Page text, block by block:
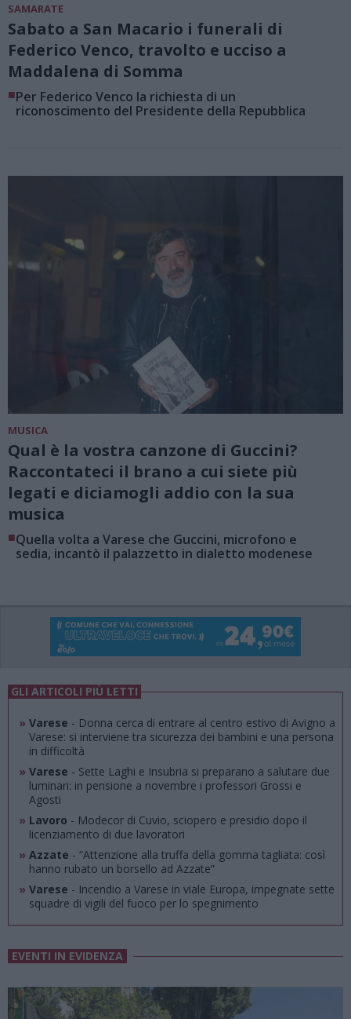
SAMARATE
Sabato a San Macario i funerali di
Federico Venco, travolto e ucciso a
Maddalena di Somma
■Per Federico Venco la richiesta di un
riconoscimento del Presidente della Repubblica
MUSICA
Qual è la vostra canzone di Guccini?
Raccontateci il brano a cui siete più
legati e diciamogli addio con la sua
musica
■Quella volta a Varese che Guccini, microfono e
sedia, incantò il palazzetto in dialetto modenese
GLI ARTICOLI PIÙ LETTI
» Varese - Donna cerca di entrare al centro estivo di Avigno a
Varese: si interviene tra sicurezza dei bambini e una persona
in difficoltà
» Varese - Sette Laghi e Insubria si preparano a salutare due
luminari: in pensione a novembre i professori Grossi e
Agosti
» Lavoro - Modecor di Cuvio, sciopero e presidio dopo il
licenziamento di due lavoratori
» Azzate - “Attenzione alla truffa della gomma tagliata: così
hanno rubato un borsello ad Azzate”
» Varese - Incendio a Varese in viale Europa, impegnate sette
squadre di vigili del fuoco per lo spegnimento
EVENTI IN EVIDENZA